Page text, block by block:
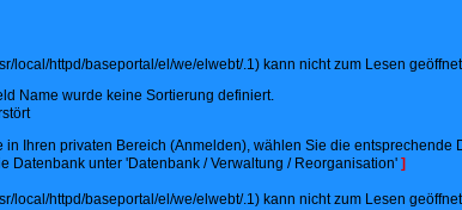
local/httpd/baseportal/el/we/elwebt/.1) kann nicht zum Lesen geöffnet
Name wurde keine Sortierung definiert.
in Ihren privaten Bereich (Anmelden), wählen Sie die entsprechende
Datenbank unter 'Datenbank / Verwaltung / Reorganisation' ]
local/httpd/baseportal/el/we/elwebt/.1) kann nicht zum Lesen geöffnet